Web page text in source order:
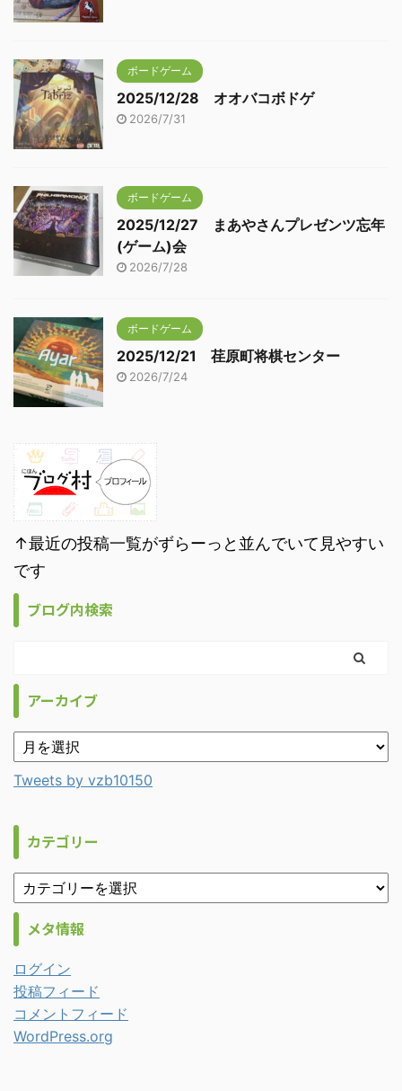
ボードゲーム
2025/12/28 オオバコボドゲ
2026/7/31
ボードゲーム
2025/12/27 まあやさんプレゼンツ忘年
(ゲーム)会
2026/7/28
ボードゲーム
2025/12/21 荏原町将棋センター
2026/7/24
↑最近の投稿一覧がずらーっと並んでいて見やすい
です
ブログ内検索
アーカイブ
Tweets by vzb10150
カテゴリー
メタ情報
ログイン
投稿フィード
コメントフィード
WordPress.org